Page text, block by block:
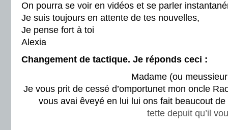
On pourra se voir en vidéos et se parler
Je suis toujours en attente de tes nouvelles,
Je pense fort à toi
Alexia
Changement de tactique. Je réponds ceci :
Madame (ou
Je vous prit de cessé d’omportunet mon oncle
vous avai êveyé en lui lui ons fait beaucout de
tette depuit qu’il